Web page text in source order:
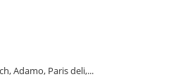
Adamo, Paris deli,...